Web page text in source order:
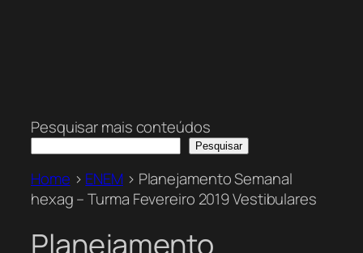
Pesquisar mais conteúdos
Pesquisar
Home > ENEM> Planejamento Semanal
hexag – Turma Fevereiro 2019 Vestibulares
Planejamento